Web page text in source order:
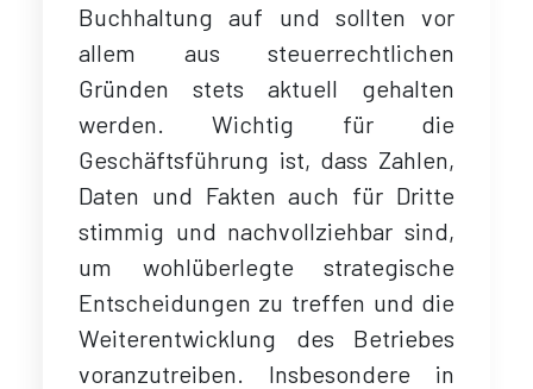
Buchhaltung auf und sollten vor
allem aus steuerrechtlichen
Gründen stets aktuell gehalten
werden. Wichtig für die
Geschäftsführung ist, dass Zahlen,
Daten und Fakten auch für Dritte
stimmig und nachvollziehbar sind,
um wohlüberlegte strategische
Entscheidungen zu treffen und die
Weiterentwicklung des Betriebes
voranzutreiben. Insbesondere in